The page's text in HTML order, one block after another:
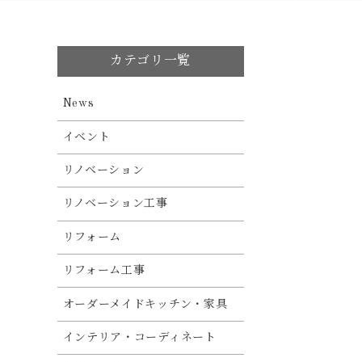
カテゴリ一覧
News
イベント
リノベーション
リノベーション工事
リフォーム
リフォーム工事
オーダーメイドキッチン・家具
インテリア・コーディネート